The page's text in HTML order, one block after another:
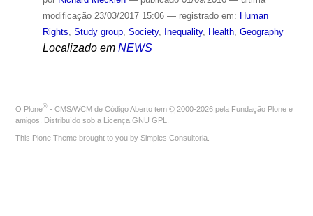
modificação23/03/2017 15:06 — registrado em: Human
Rights Study group, Society, Inequality, Health, Geography
Localizado em NEWS
O Plone® - CMS/WCM de Código Aberto tem © 2000-2026 pela Fundação Plone e
amigos. Distribuído sob a Licença GNU GPL
This Plone Theme brought to you by Simples Consultoria